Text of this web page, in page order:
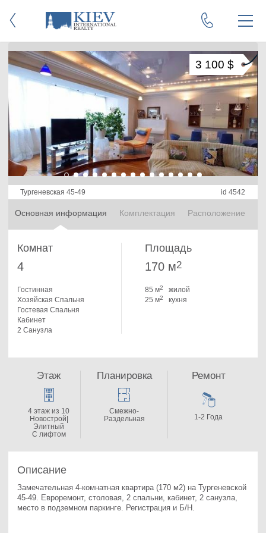
Тургеневская 45-49 id 4542
Основная информация Комплектация Расположение
3 100 $
Комнат
4
Гостинная
Хозяйская Спальня
Гостевая Спальня
Кабинет
2 Санузла
Площадь
170 м2
85 м2
жилой
25 м2 кухня
Описание
Замечательная 4-комнатная квартира (170 м2) на Тургеневской
45-49. Евроремонт, столовая, 2 спальни, кабинет, 2 санузла,
место в подземном паркинге. Регистрация и Б/Н.
Этаж
4 этаж из 10
Новострой|
Элитный
С лифтом
Планировка
Смежно-
Раздельная
Ремонт
1-2 Года